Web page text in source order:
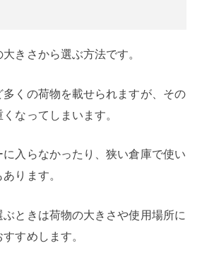
きさから選ぶ方法です。
くの荷物を載せられますが、その
なってしまいます。
に入らなかったり、狭い倉庫で使い
ります。
ときは荷物の大きさや使用場所に
すめします。